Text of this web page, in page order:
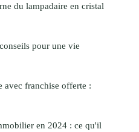
du lampadaire en cristal
pour une vie
avec franchise offerte :
en 2024 : ce qu'il